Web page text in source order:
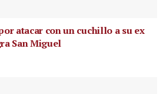
atacar con un cuchillo a su ex
San Miguel